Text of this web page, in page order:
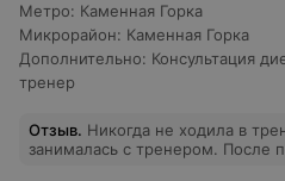
Метро: Каменная Горка
Микрорайон: Каменная Горка
Дополнительно: Консультация
тренер
Отзыв. Никогда не ходила в
занималась с тренером. После